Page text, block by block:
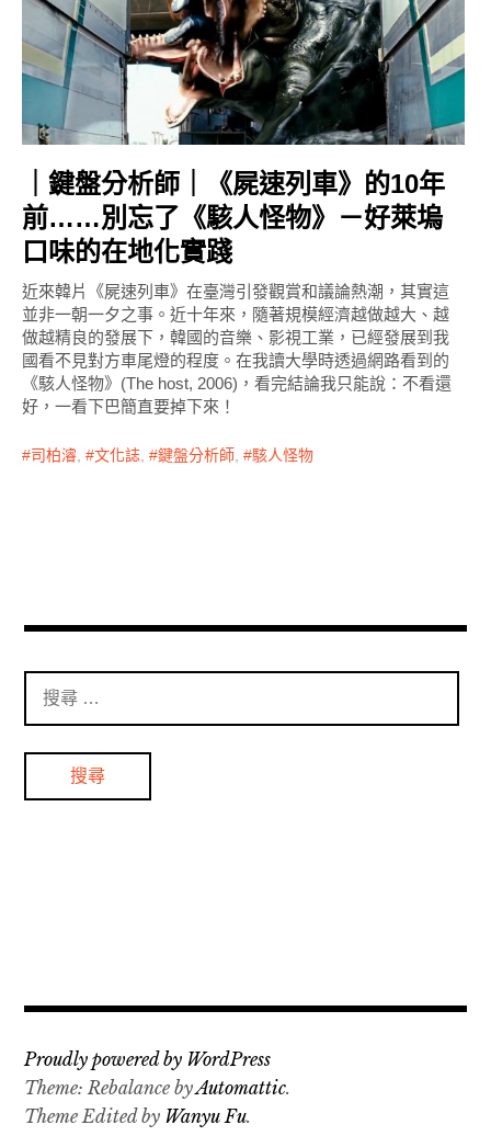
｜鍵盤分析師｜《屍速列車》的10年
前……別忘了《駭人怪物》－好萊塢
口味的在地化實踐
近來韓片《屍速列車》在臺灣引發觀賞和議論熱潮，其實這
並非一朝一夕之事。近十年來，隨著規模經濟越做越大、越
做越精良的發展下，韓國的音樂、影視工業，已經發展到我
國看不見對方車尾燈的程度。在我讀大學時透過網路看到的
《駭人怪物》(The host, 2006)，看完結論我只能說：不看還
好，一看下巴簡直要掉下來！
司柏濬 , 文化誌 , 鍵盤分析師 , 駭人怪物
Proudly powered by WordPress
Theme: Rebalance byAutomattic.
Theme Edited by Wanyu Fu.